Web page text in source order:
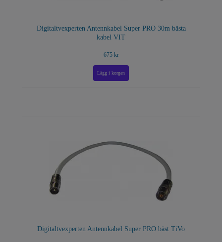
Digitaltvexperten Antennkabel Super PRO 30m bästa
kabel VIT
675 kr
Digitaltvexperten Antennkabel Super PRO bäst TiVo